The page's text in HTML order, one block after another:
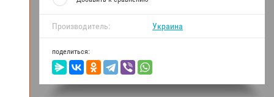
Производитель: Украина
поделиться: